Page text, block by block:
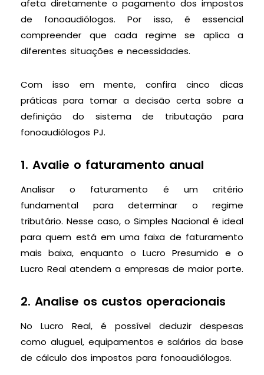
afeta diretamente o pagamento dos impostos
de fonoaudiólogos. Por isso, é essencial
compreender que cada regime se aplica a
diferentes situações e necessidades.
Com isso em mente, confira cinco dicas
práticas para tomar a decisão certa sobre a
definição do sistema de tributação para
fonoaudiólogos PJ.
1. Avalie o faturamento anual
Analisar o faturamento é um critério
fundamental para determinar o regime
tributário. Nesse caso, o Simples Nacional é ideal
para quem está em uma faixa de faturamento
mais baixa, enquanto o Lucro Presumido e o
Lucro Real atendem a empresas de maior porte.
2. Analise os custos operacionais
No Lucro Real, é possível deduzir despesas
como aluguel, equipamentos e salários da base
de cálculo dos impostos para fonoaudiólogos.